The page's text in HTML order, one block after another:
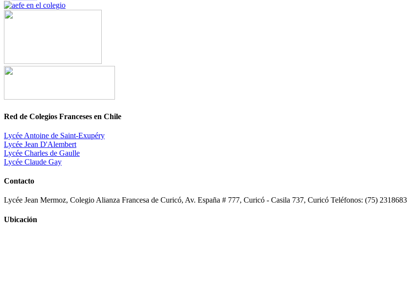
Red de Colegios Franceses en Chile
Lycée Antoine de Saint-Exupéry
Lycée Jean D'Alembert
Lycée Charles de Gaulle
Lycée Claude Gay
Contacto
Lycée Jean Mermoz, Colegio Alianza Francesa de Curicó, Av. España # 777, Curicó - Casila 737, Curicó Teléfonos: (75)
Ubicación